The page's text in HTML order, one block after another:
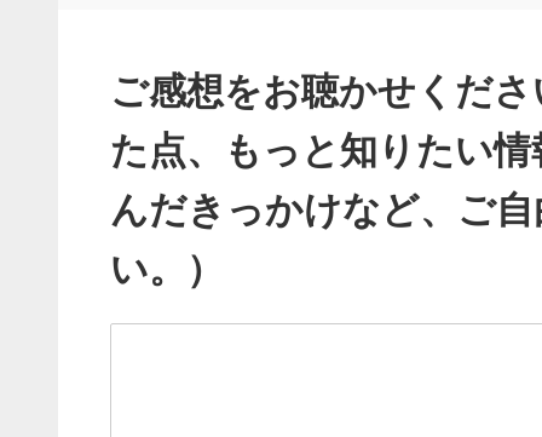
ご感想をお聴かせくだ
た点、もっと知りたい
んだきっかけなど、ご
い。）